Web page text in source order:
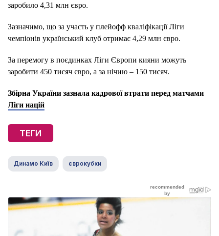
заробило 4,31 млн євро.
Зазначимо, що за участь у плейофф кваліфікації Ліги
чемпіонів український клуб отримає 4,29 млн євро.
За перемогу в поєдинках Ліги Європи кияни можуть
заробити 450 тисяч євро, а за нічию – 150 тисяч.
Збірна України зазнала кадрової втрати перед матчами
Ліги націй
ТЕГИ
Динамо Київ єврокубки